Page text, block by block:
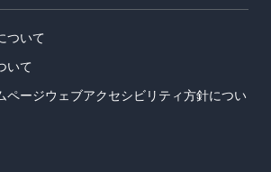
ついて
いて
ページウェブアクセシビリティ方針につい